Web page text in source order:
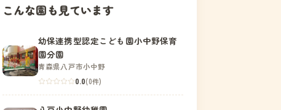
こんな園も見ています
幼保連携型認定こども園小中野保育
園分園
青森県八戸市小中野
0.0(0件)